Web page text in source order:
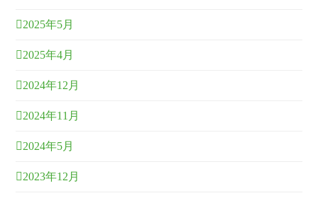
2025年5月
2025年4月
2024年12月
2024年11月
2024年5月
2023年12月